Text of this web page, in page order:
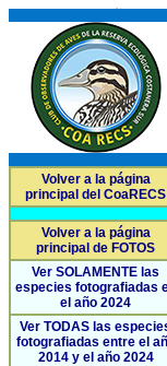
Volver a la página
principal del CoaRECS
Volver a la página
principal de FOTOS
Ver SOLAMENTE las
especies fotografiadas
el año 2024
Ver TODAS las
fotografiadas entre el
2014 y el año 2024